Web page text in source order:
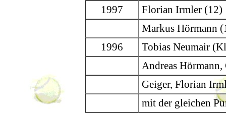
1997
Florian Irmler (12)
Markus Hörmann
1996
Tobias Neumair
Andreas
Geiger, Florian
mit der gleichen